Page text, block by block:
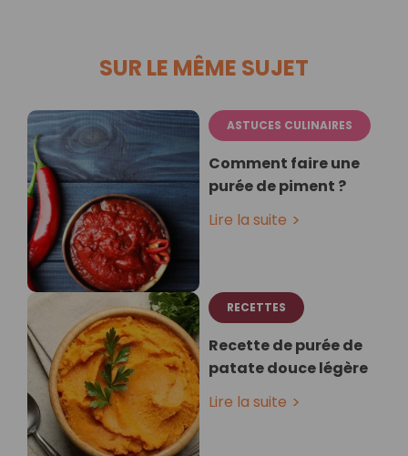
SUR LE MÊME SUJET
ASTUCES CULINAIRES
Comment faire une
purée de piment ?
Lire la suite
RECETTES
Recette de purée de
patate douce légère
Lire la suite